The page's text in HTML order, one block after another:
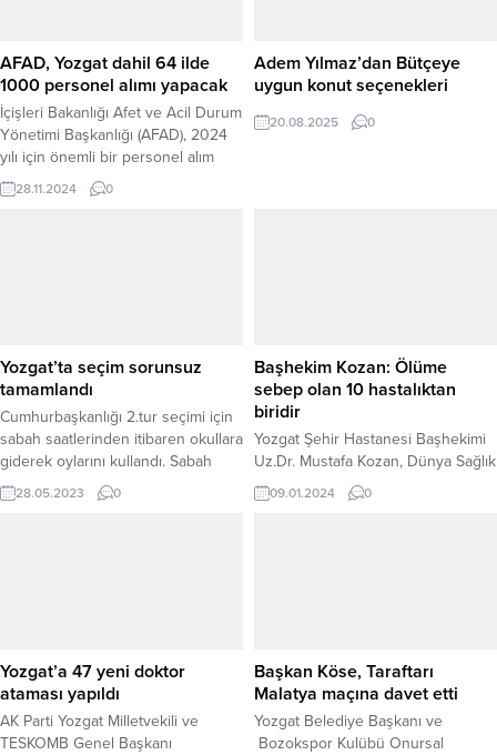
AFAD, Yozgat dahil 64 ilde
1000 personel alımı yapacak
İçişleri Bakanlığı Afet ve Acil Durum
Yönetimi Başkanlığı (AFAD), 2024
yılı için önemli bir personel alım
ilanı yayımladı. Resmi Gazete’de
yayımlanan ilana göre, AFAD, taşra
28.11.2024 0
Adem Yılmaz’dan Bütçeye
uygun konut seçenekleri
20.08.2025 0
Yozgat’ta seçim sorunsuz
tamamlandı
Cumhurbaşkanlığı 2.tur seçimi için
sabah saatlerinden itibaren okullara
giderek oylarını kullandı. Sabah
saat 08:00’de başlayan oy kullanım
işlemi saat 17:00 itibariyle sorunsuz
28.05.2023 0
Başhekim Kozan: Ölüme
sebep olan 10 hastalıktan
biridir
Yozgat Şehir Hastanesi Başhekimi
Uz.Dr. Mustafa Kozan, Dünya Sağlık
Örgütü'ne göre dünyada ölüme
sebep olan 10 hastalıktan birisinin
09.01.2024 0
Yozgat’a 47 yeni doktor
ataması yapıldı
AK Parti Yozgat Milletvekili ve
TESKOMB Genel Başkanı
Başkan Köse, Taraftarı
Malatya maçına davet etti
Yozgat Belediye Başkanı ve
Bozokspor Kulübü Onursal